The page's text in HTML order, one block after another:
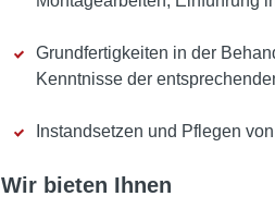
Grundfertigkeiten in der
Kenntnisse der
Instandsetzen und Pflegen
Wir bieten Ihnen